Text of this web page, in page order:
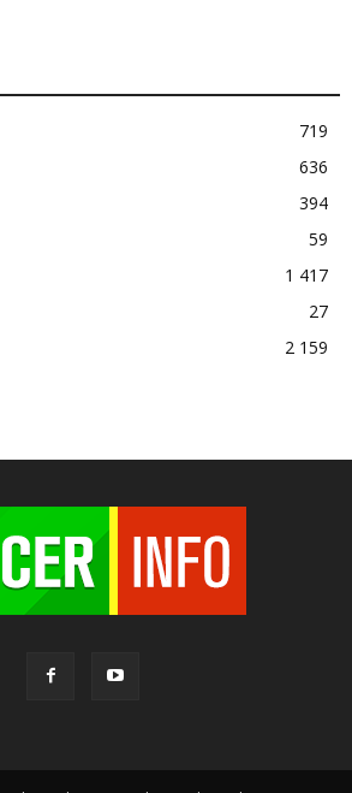
719
636
394
59
1 417
27
2 159